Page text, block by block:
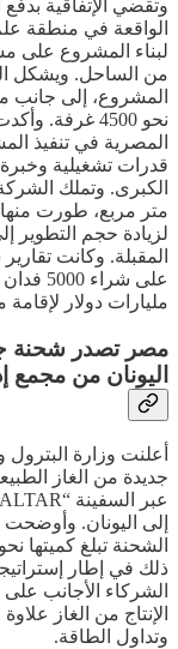
المشروع، إلى جانب
نحو 4500
المصرية في تنفيذ
قدرات تشغيلية
المقبلة. وكانت
على
مليارات دولار
مصر تصدر شحنة
اليونان من مجمع
أعلنت وزارة
جديدة من الغاز
إلى اليونان.
ذلك في إطار
الشركاء الأجانب
الإنتاج من الغاز
وتداول الطاقة.